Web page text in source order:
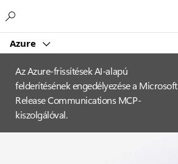
Azure
Az Azure-frissítések AI-alapú
felderítésének engedélyezése a Microsoft
Release Communications MCP-
kiszolgálóval.